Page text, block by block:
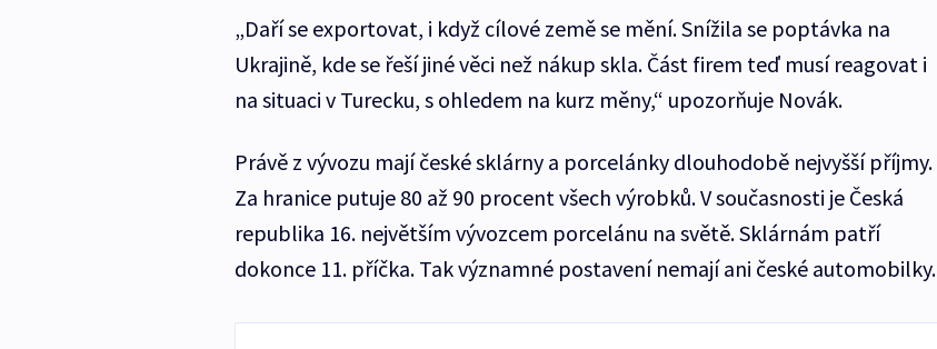
„Daří se exportovat, i když cílové země se mění. Snížila se poptávka na
Ukrajině, kde se řeší jiné věci než nákup skla. Část firem teď musí reagovat i
na situaci v Turecku, s ohledem na kurz měny,“ upozorňuje Novák.
Právě z vývozu mají české sklárny a porcelánky dlouhodobě nejvyšší příjmy.
Za hranice putuje 80 až 90 procent všech výrobků. V současnosti je Česká
republika 16. největším vývozcem porcelánu na světě. Sklárnám patří
dokonce 11. příčka. Tak významné postavení nemají ani české automobilky.